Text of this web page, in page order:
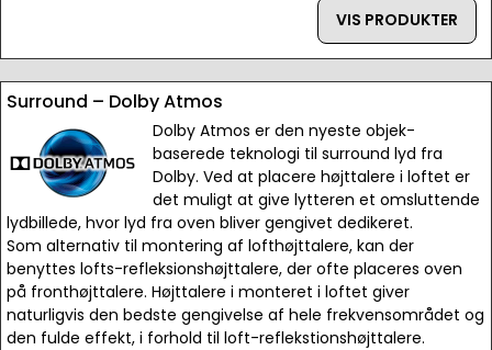
VIS PRODUKTER
Surround – Dolby Atmos
Dolby Atmos er den nyeste objek-
baserede teknologi til surround lyd fra
Dolby. Ved at placere højttalere i loftet er
det muligt at give lytteren et omsluttende
lydbillede, hvor lyd fra oven bliver gengivet dedikeret.
Som alternativ til montering af lofthøjttalere, kan der
benyttes lofts-refleksionshøjttalere, der ofte placeres oven
på fronthøjttalere. Højttalere i monteret i loftet giver
naturligvis den bedste gengivelse af hele frekvensområdet og
den fulde effekt, i forhold til loft-reflekstionshøjttalere.